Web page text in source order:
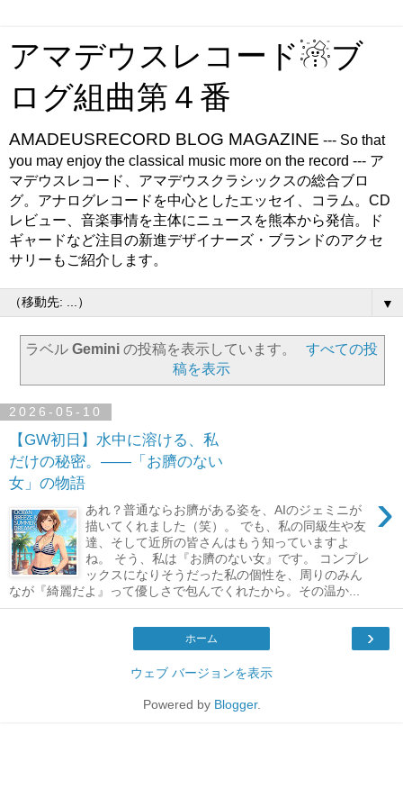
アマデウスレコード☃ブ
ログ組曲第４番
AMADEUSRECORD BLOG MAGAZINE --- So that
you may enjoy the classical music more on the record --- ア
マデウスレコード、アマデウスクラシックスの総合ブロ
グ。アナログレコードを中心としたエッセイ、コラム。CD
レビュー、音楽事情を主体にニュースを熊本から発信。ド
ギャードなど注目の新進デザイナーズ・ブランドのアクセ
サリーもご紹介します。
▼
ラベルGemini の投稿を表示しています。
すべての投
稿を表示
2026-05-10
【GW初日】水中に溶ける、私
だけの秘密。――「お臍のない
女」の物語
›
あれ？普通ならお臍がある姿を、AIのジェミニが
描いてくれました（笑）。 でも、私の同級生や友
達、そして近所の皆さんはもう知っていますよ
ね。 そう、私は『お臍のない女』です。 コンプレ
ックスになりそうだった私の個性を、周りのみん
なが『綺麗だよ』って優しさで包んでくれたから。その温か...
›
ホーム
ウェブ バージョンを表示
Powered by Blogger.